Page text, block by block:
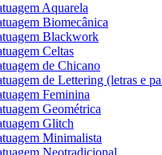
Aquarela
Biomecânica
Blackwork
Celtas
de Chicano
de Lettering (letras e
Feminina
Geométrica
Glitch
Minimalista
Neotradicional